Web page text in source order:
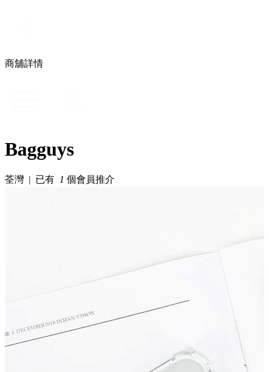
商舖詳情
Bagguys
荃灣 | 已有 1 個會員推介